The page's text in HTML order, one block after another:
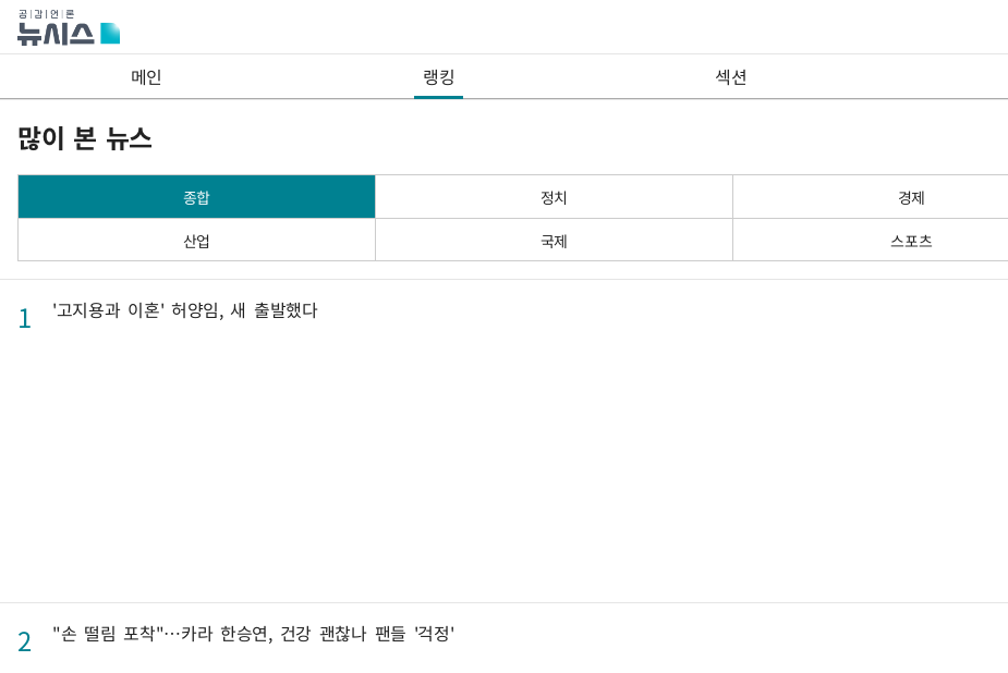
메인 랭킹 섹션
많이 본 뉴스
종합 정치 경제
산업
국제 스포츠
1 '고지용과 이혼' 허양임, 새 출발했다
2 "손 떨림 포착"…카라 한승연, 건강 괜찮나 팬들 '걱정'